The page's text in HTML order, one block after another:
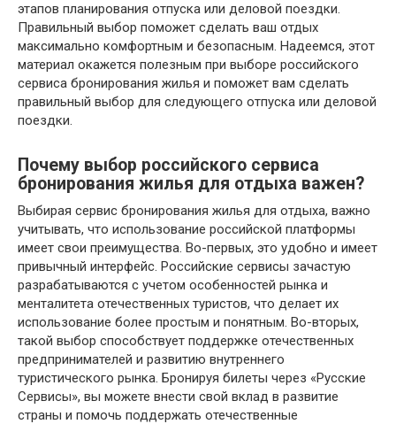
этапов планирования отпуска или деловой поездки.
Правильный выбор поможет сделать ваш отдых
максимально комфортным и безопасным. Надеемся, этот
материал окажется полезным при выборе российского
сервиса бронирования жилья и поможет вам сделать
правильный выбор для следующего отпуска или деловой
поездки.
Почему выбор российского сервиса
бронирования жилья для отдыха важен?
Выбирая сервис бронирования жилья для отдыха, важно
учитывать, что использование российской платформы
имеет свои преимущества. Во-первых, это удобно и имеет
привычный интерфейс. Российские сервисы зачастую
разрабатываются с учетом особенностей рынка и
менталитета отечественных туристов, что делает их
использование более простым и понятным. Во-вторых,
такой выбор способствует поддержке отечественных
предпринимателей и развитию внутреннего
туристического рынка. Бронируя билеты через «Русские
Сервисы», вы можете внести свой вклад в развитие
страны и помочь поддержать отечественные